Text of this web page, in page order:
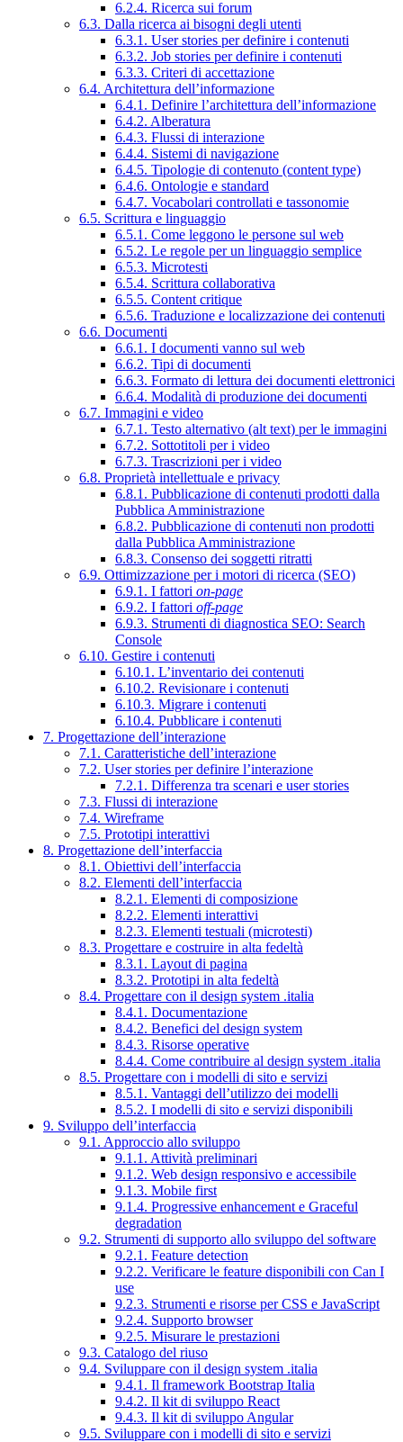
6.2.4. Ricerca sui forum
6.3. Dalla ricerca ai bisogni degli utenti
6.3.1. User stories per definire i contenuti
6.3.2. Job stories per definire i contenuti
6.3.3. Criteri di accettazione
6.4. Architettura dell’informazione
6.4.1. Definire l’architettura dell’informazione
6.4.2. Alberatura
6.4.3. Flussi di interazione
6.4.4. Sistemi di navigazione
6.4.5. Tipologie di contenuto (content type)
6.4.6. Ontologie e standard
6.4.7. Vocabolari controllati e tassonomie
6.5. Scrittura e linguaggio
6.5.1. Come leggono le persone sul web
6.5.2. Le regole per un linguaggio semplice
6.5.3. Microtesti
6.5.4. Scrittura collaborativa
6.5.5. Content critique
6.5.6. Traduzione e localizzazione dei contenuti
6.6. Documenti
6.6.1. I documenti vanno sul web
6.6.2. Tipi di documenti
6.6.3. Formato di lettura dei documenti elettronici
6.6.4. Modalità di produzione dei documenti
6.7. Immagini e video
6.7.1. Testo alternativo (alt text) per le immagini
6.7.2. Sottotitoli per i video
6.7.3. Trascrizioni per i video
6.8. Proprietà intellettuale e privacy
6.8.1. Pubblicazione di contenuti prodotti dalla
Pubblica Amministrazione
6.8.2. Pubblicazione di contenuti non prodotti
dalla Pubblica Amministrazione
6.8.3. Consenso dei soggetti ritratti
6.9. Ottimizzazione per i motori di ricerca (SEO)
6.9.1. I fattori on-page
6.9.2. I fattori off-page
6.9.3. Strumenti di diagnostica SEO: Search
Console
6.10. Gestire i contenuti
6.10.1. L’inventario dei contenuti
6.10.2. Revisionare i contenuti
6.10.3. Migrare i contenuti
6.10.4. Pubblicare i contenuti
7. Progettazione dell’interazione
7.1. Caratteristiche dell’interazione
7.2. User stories per definire l’interazione
7.2.1. Differenza tra scenari e user stories
7.3. Flussi di interazione
7.4. Wireframe
7.5. Prototipi interattivi
8. Progettazione dell’interfaccia
8.1. Obiettivi dell’interfaccia
8.2. Elementi dell’interfaccia
8.2.1. Elementi di composizione
8.2.2. Elementi interattivi
8.2.3. Elementi testuali (microtesti)
8.3. Progettare e costruire in alta fedeltà
8.3.1. Layout di pagina
8.3.2. Prototipi in alta fedeltà
8.4. Progettare con il design system .italia
8.4.1. Documentazione
8.4.2. Benefici del design system
8.4.3. Risorse operative
8.4.4. Come contribuire al design system .italia
8.5. Progettare con i modelli di sito e servizi
8.5.1. Vantaggi dell’utilizzo dei modelli
8.5.2. I modelli di sito e servizi disponibili
9. Sviluppo dell’interfaccia
9.1. Approccio allo sviluppo
9.1.1. Attività preliminari
9.1.2. Web design responsivo e accessibile
9.1.3. Mobile first
9.1.4. Progressive enhancement e Graceful
degradation
9.2. Strumenti di supporto allo sviluppo del software
9.2.1. Feature detection
9.2.2. Verificare le feature disponibili con Can I
use
9.2.3. Strumenti e risorse per CSS e JavaScript
9.2.4. Supporto browser
9.2.5. Misurare le prestazioni
9.3. Catalogo del riuso
9.4. Sviluppare con il design system .italia
9.4.1. Il framework Bootstrap Italia
9.4.2. Il kit di sviluppo React
9.4.3. Il kit di sviluppo Angular
9.5. Sviluppare con i modelli di sito e servizi